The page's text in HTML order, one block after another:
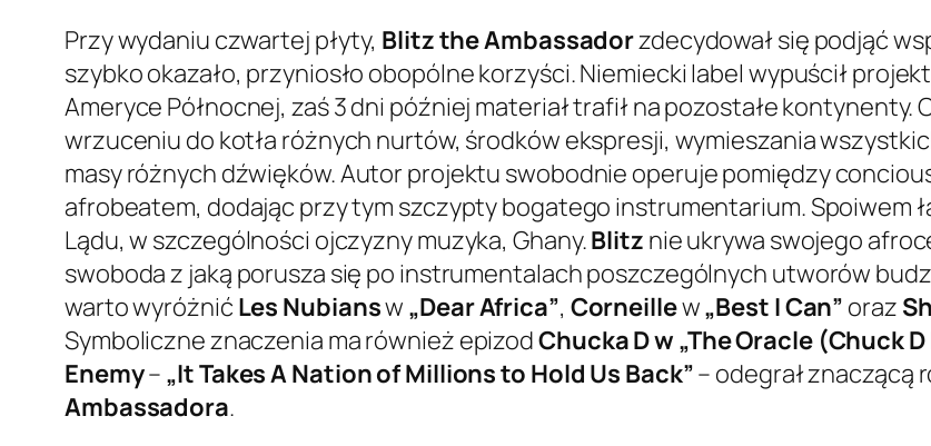
Przy wydaniu czwartej płyty, Blitz the Ambassadorzdecydował się podjąć
szybko okazało, przyniosło obopólne korzyści. Niemiecki label wypuścił
Ameryce Północnej, zaś 3 dni później materiał trafił na pozostałe kontynenty.
wrzuceniu do kotła różnych nurtów, środków ekspresji, wymieszania
masy różnych dźwięków. Autor projektu swobodnie operuje pomiędzy
afrobeatem, dodając przy tym szczypty bogatego instrumentarium. Spoiwem
Lądu, w szczególności ojczyzny muzyka, Ghany.Blitz nie ukrywa swojego
swoboda z jaką porusza się po instrumentalach poszczególnych utworów
warto wyróżnić Les Nubiansw „Dear Africa”, Corneillew„Best I Can” oraz
Symboliczne znaczenia ma również epizodChucka D w „The Oracle (Chuck D
Enemy– „It Takes A Nation of Millions to Hold Us Back”– odegrał znaczącą
Ambassadora.